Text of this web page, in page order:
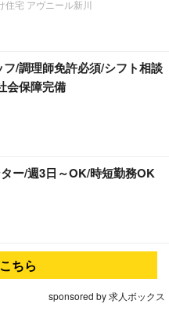
住宅 アヴニール新川
フ/調理師免許必須/シフト相談
会保障完備
ー/週3日～OK/時短勤務OK
ちら
sponsored by 求人ボックス